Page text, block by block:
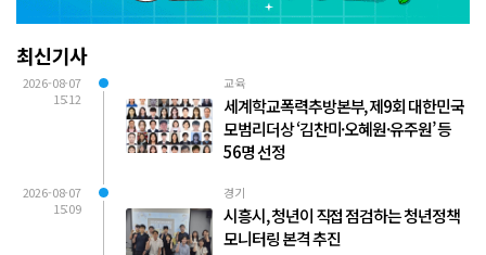
최신기사
2026-08-07
15:12
교육
세계학교폭력추방본부, 제9회 대한민국
모범리더상 ‘김찬미·오혜원·유주원’ 등
56명 선정
2026-08-07
15:09
경기
시흥시, 청년이 직접 점검하는 청년정책
모니터링 본격 추진